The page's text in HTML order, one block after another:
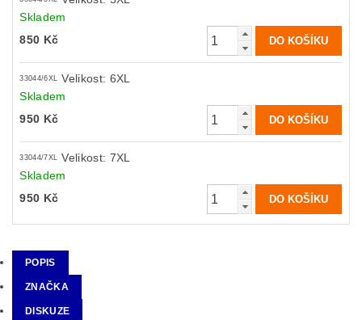
Skladem
850 Kč
33044/6XL Velikost: 6XL
Skladem
950 Kč
33044/7XL Velikost: 7XL
Skladem
950 Kč
POPIS
ZNAČKA
DISKUZE